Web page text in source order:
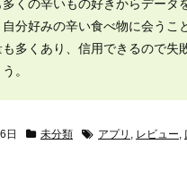
くの辛いもの好きからデータ
分好みの辛い食べ物に会うこ
も多くあり、信用できるので失
。
日 未分類 アプリ レビュー